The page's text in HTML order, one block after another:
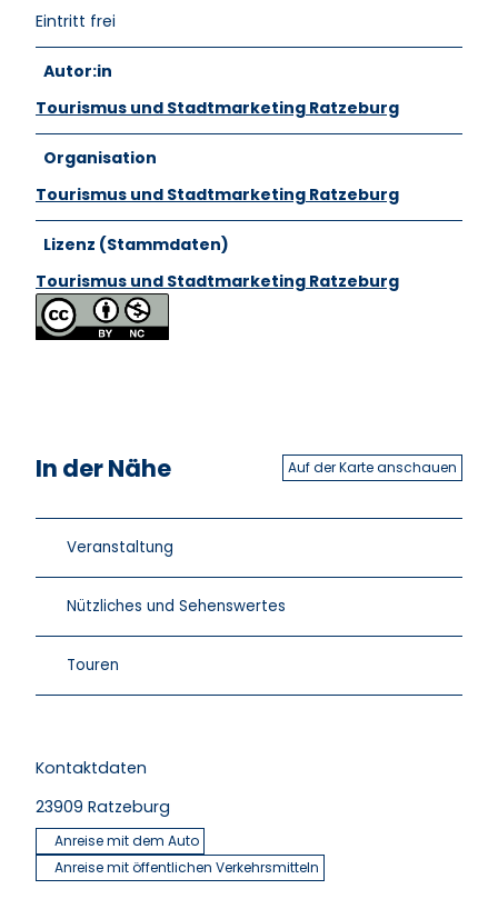
Eintritt frei
Autor:in
Tourismus und Stadtmarketing Ratzeburg
Organisation
Tourismus und Stadtmarketing Ratzeburg
Lizenz (Stammdaten)
Tourismus und Stadtmarketing Ratzeburg
In der Nähe Auf der Karte anschauen
Veranstaltung
Nützliches und Sehenswertes
Touren
Kontaktdaten
23909 Ratzeburg
Anreise mit dem Auto
Anreise mit öffentlichen Verkehrsmitteln